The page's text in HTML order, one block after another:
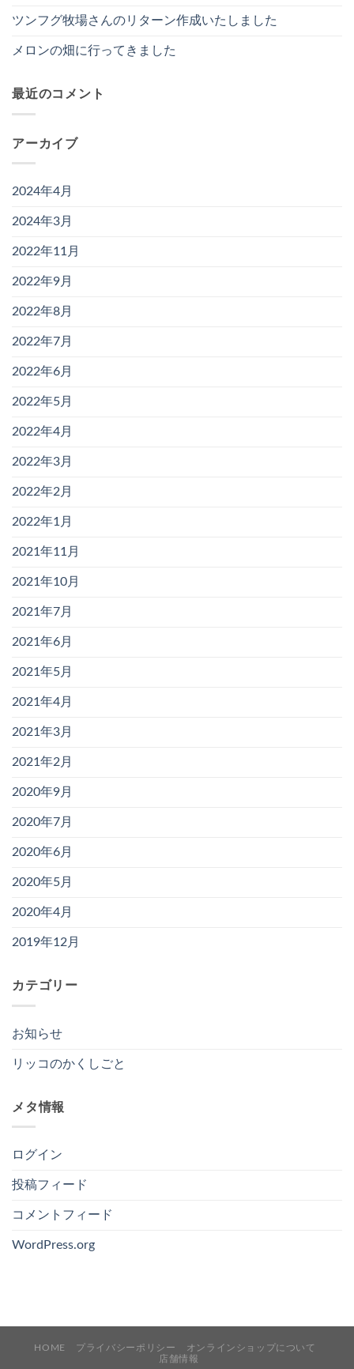
ツンフグ牧場さんのリターン作成いたしました
メロンの畑に行ってきました
最近のコメント
アーカイブ
2024年4月
2024年3月
2022年11月
2022年9月
2022年8月
2022年7月
2022年6月
2022年5月
2022年4月
2022年3月
2022年2月
2022年1月
2021年11月
2021年10月
2021年7月
2021年6月
2021年5月
2021年4月
2021年3月
2021年2月
2020年9月
2020年7月
2020年6月
2020年5月
2020年4月
2019年12月
カテゴリー
お知らせ
リッコのかくしごと
メタ情報
ログイン
投稿フィード
コメントフィード
WordPress.org
HOME プライバシーポリシー
オンラインショップについて
店舗情報